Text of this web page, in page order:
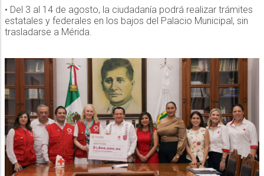
• Del 3 al 14 de agosto, la ciudadanía podrá realizar trámites
estatales y federales en los bajos del Palacio Municipal, sin
trasladarse a Mérida.